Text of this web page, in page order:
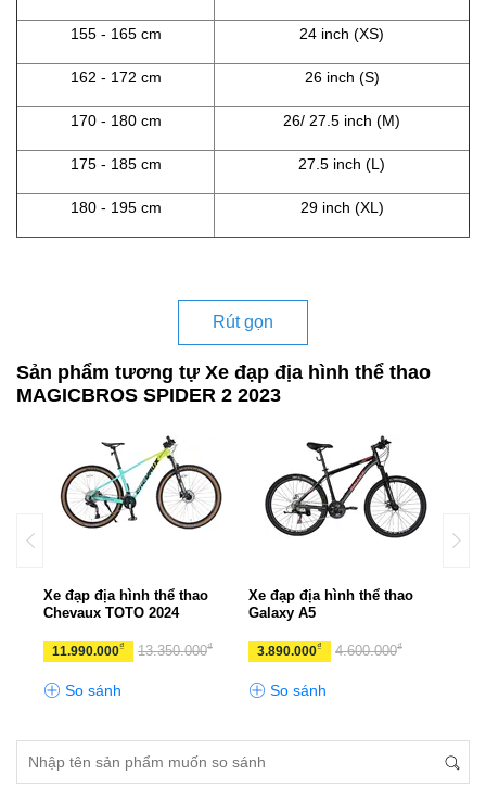
155 - 165 cm 24 inch (XS)
162 - 172 cm 26 inch (S)
170 - 180 cm 26/ 27.5 inch (M)
175 - 185 cm 27.5 inch (L)
180 - 195 cm 29 inch (XL)
Rút gọn
Sản phẩm tương tự Xe đạp địa hình thể thao
MAGICBROS SPIDER 2 2023
Xe đạp địa hình thể thao
Chevaux TOTO 2024
11.990.000₫ 13.350.000₫
So sánh
Xe đạp địa hình thể thao
Galaxy A5
3.890.000₫ 4.600.000₫
So sánh